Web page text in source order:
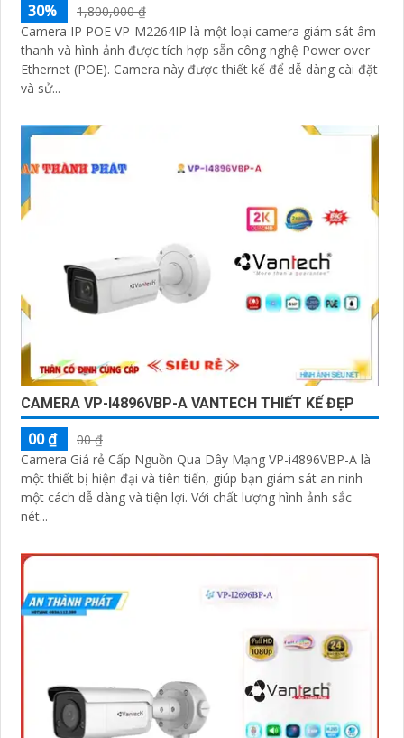
30%
1,800,000 ₫
Camera IP POE VP-M2264IP là một loại camera giám sát âm
thanh và hình ảnh được tích hợp sẵn công nghệ Power over
Ethernet (POE). Camera này được thiết kế để dễ dàng cài đặt
và sử...
CAMERA VP-I4896VBP-A VANTECH THIẾT KẾ ĐẸP
00 ₫
00 ₫
Camera Giá rẻ Cấp Nguồn Qua Dây Mạng VP-i4896VBP-A là
một thiết bị hiện đại và tiên tiến, giúp bạn giám sát an ninh
một cách dễ dàng và tiện lợi. Với chất lượng hình ảnh sắc
nét...